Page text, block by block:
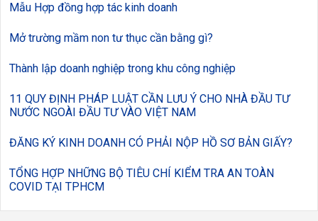
Mẫu Hợp đồng hợp tác kinh doanh
Mở trường mầm non tư thục cần bằng gì?
Thành lập doanh nghiệp trong khu công nghiệp
11 QUY ĐỊNH PHÁP LUẬT CẦN LƯU Ý CHO NHÀ ĐẦU TƯ
NƯỚC NGOÀI ĐẦU TƯ VÀO VIỆT NAM
ĐĂNG KÝ KINH DOANH CÓ PHẢI NỘP HỒ SƠ BẢN GIẤY?
TỔNG HỢP NHỮNG BỘ TIÊU CHÍ KIỂM TRA AN TOÀN
COVID TẠI TPHCM